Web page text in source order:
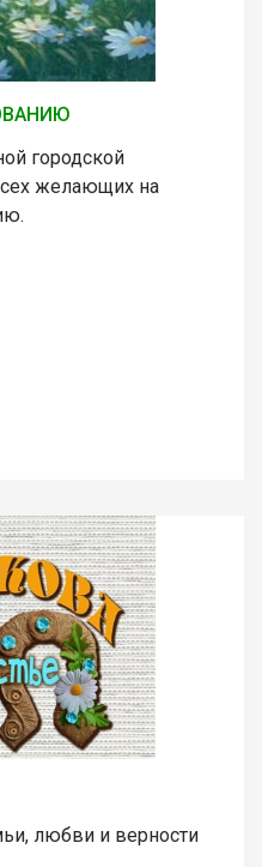
городской
желающих на
любви и верности